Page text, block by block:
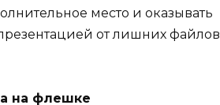
место и оказывать
от лишних файлов
на флешке